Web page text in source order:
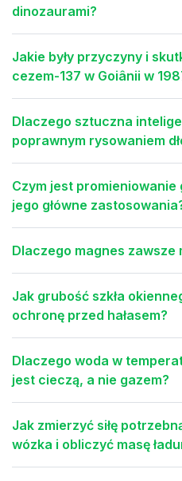
dinozaurami?
Jakie były przyczyny i
cezem-137 w Goiânii w
Dlaczego sztuczna
poprawnym rysowaniem
Czym jest promieniowanie
jego główne
Dlaczego magnes zawsze
Jak grubość szkła
ochronę przed hałasem?
Dlaczego woda w
jest cieczą, a nie gazem?
Jak zmierzyć siłę
wózka i obliczyć masę